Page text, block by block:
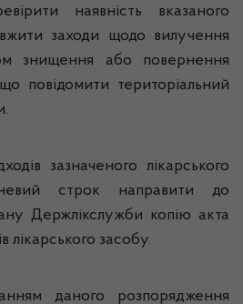
наявність вказаного
заходи щодо вилучення
знищення або повернення
повідомити територіальний
зазначеного лікарського
строк направити до
Держлікслужби копію акта
лікарського засобу.
даного розпорядження